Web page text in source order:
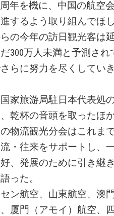
年を機に、中国の航空
するよう取り組んでほし
の今年の訪日観光客は
300万人未満と予測され
らに努力を尽くしてい
家旅游局駐日本代表処
乾杯の音頭を取ったほ
物流観光分会はこれま
・往来をサポートし、一
、発展のために引き継
った。
ン航空、山東航空、澳門
厦門（アモイ）航空、